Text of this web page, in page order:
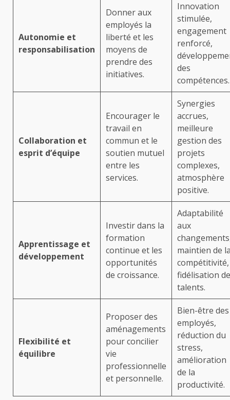
Autonomie et
responsabilisation
Donner aux
employés la
liberté et les
moyens de
prendre des
initiatives.
Innovation
stimulée,
engagement
renforcé,
des
compétences.
Collaboration et
esprit d’équipe
Encourager le
travail en
commun et le
soutien mutuel
entre les
services.
Synergies
accrues,
meilleure
gestion des
projets
complexes,
atmosphère
positive.
Apprentissage et
développement
Investir dans la
formation
continue et les
opportunités
de croissance.
Adaptabilité
aux
maintien de
compétitivité,
fidélisation
talents.
Flexibilité et
équilibre
Proposer des
aménagements
pour concilier
vie
professionnelle
et personnelle.
Bien-être des
employés,
réduction du
stress,
amélioration
de la
productivité.